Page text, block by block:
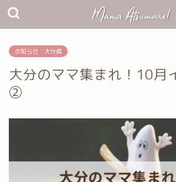
お知らせ：大分県
大分のママ集まれ！10月
②